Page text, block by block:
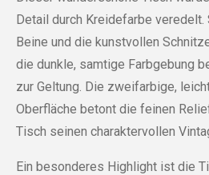
Detail durch Kreidefarbe veredelt.
Beine und die kunstvollen
die dunkle, samtige Farbgebung
zur Geltung. Die zweifarbige,
Oberfläche betont die feinen
Tisch seinen charaktervollen
Ein besonderes Highlight ist die